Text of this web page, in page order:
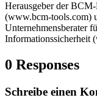
Herausgeber der
(www.bcm-tools.com)
Unternehmensberater
Informationssicherheit
0 Responses
Schreibe einen